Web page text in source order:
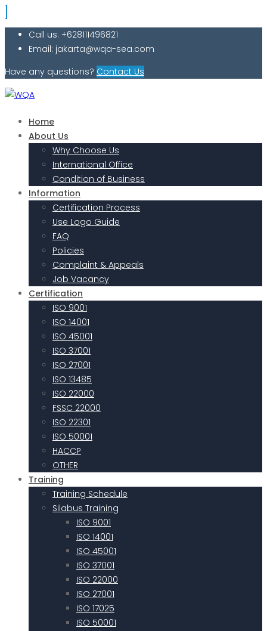
Call us: +628111496821
Email: jakarta@wqa-sea.com
Have any questions? Contact Us
Home
About Us
Why Choose Us
International Office
Condition of Business
Information
Certification Process
Use Logo Guide
FAQ
Policies
Complaint & Appeals
Job Vacancy
Certification
ISO 9001
ISO 14001
ISO 45001
ISO 37001
ISO 27001
ISO 13485
ISO 22000
FSSC 22000
ISO 22301
ISO 50001
HACCP
OTHER
Training
Training Schedule
Silabus Training
ISO 9001
ISO 14001
ISO 45001
ISO 37001
ISO 22000
ISO 27001
ISO 17025
ISO 50001